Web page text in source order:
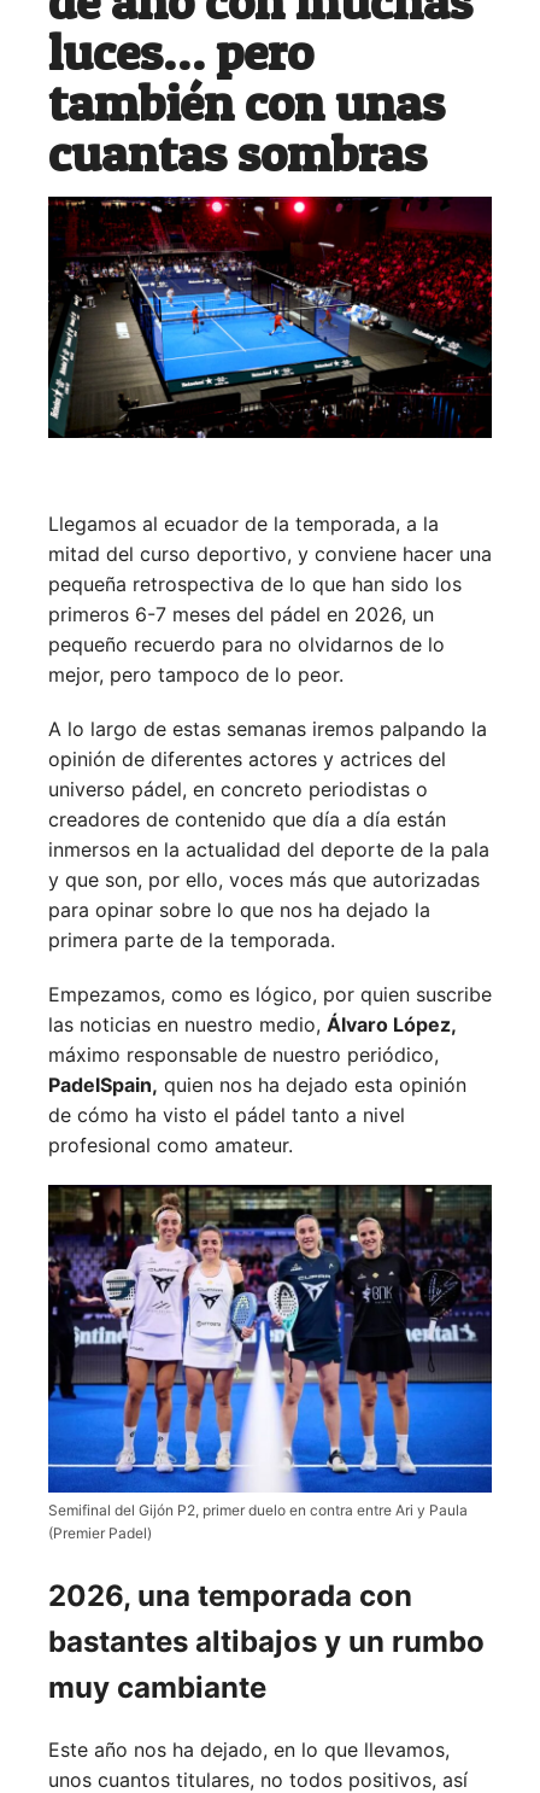
luces… pero
también con unas
cuantas sombras
Llegamos al ecuador de la temporada, a la
mitad del curso deportivo, y conviene hacer una
pequeña retrospectiva de lo que han sido los
primeros 6-7 meses del pádel en 2026, un
pequeño recuerdo para no olvidarnos de lo
mejor, pero tampoco de lo peor.
A lo largo de estas semanas iremos palpando la
opinión de diferentes actores y actrices del
universo pádel, en concreto periodistas o
creadores de contenido que día a día están
inmersos en la actualidad del deporte de la pala
y que son, por ello, voces más que autorizadas
para opinar sobre lo que nos ha dejado la
primera parte de la temporada.
Empezamos, como es lógico, por quien suscribe
las noticias en nuestro medio, Álvaro López,
máximo responsable de nuestro periódico,
PadelSpain, quien nos ha dejado esta opinión
de cómo ha visto el pádel tanto a nivel
profesional como amateur.
Semifinal del Gijón P2, primer duelo en contra entre Ari y Paula
(Premier Padel)
2026, una temporada con
bastantes altibajos y un rumbo
muy cambiante
Este año nos ha dejado, en lo que llevamos,
unos cuantos titulares, no todos positivos, así